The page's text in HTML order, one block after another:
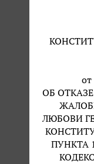
ОБ
ЛЮБОВИ
ПУНКТА